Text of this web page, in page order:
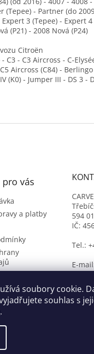
soubory cookie.
souhlas s
.
(Tepee) - Partner (do
3 (Tepee) - Expert
(P21) - 2008 Nová (P24)
Citroën
- C3 - C3 Aircross - C-
Aircross (C84) -
(K0) - Jumper III - DS 3 -
vás
a platby
594
IČ:
Tel.:
E-